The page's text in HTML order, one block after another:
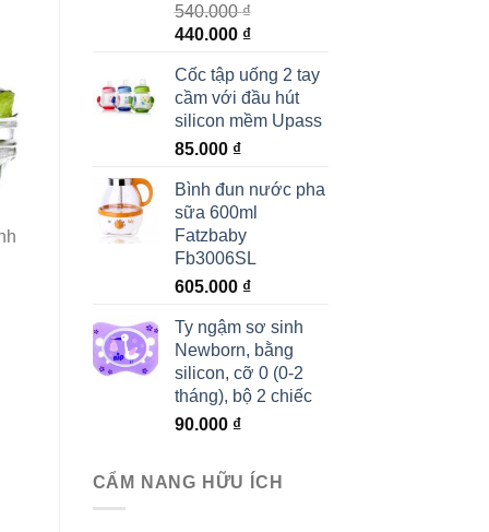
540.000₫
440.000 ₫
Cốc tập uống 2 tay
cầm với đầu hút
silicon mềm Upass
85.000 ₫
Bình đun nước pha
sữa 600ml
Fatzbaby
Fb3006SL
605.000 ₫
Ty ngậm sơ sinh
Newborn, bằng
silicon, cỡ 0 (0-2
tháng), bộ 2 chiếc
90.000 ₫
CẨM NANG HỮU ÍCH